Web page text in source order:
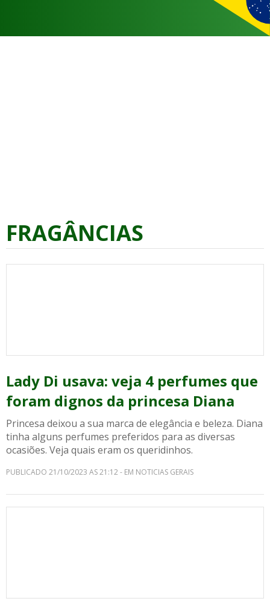
FRAGÂNCIAS
Lady Di usava: veja 4 perfumes que
foram dignos da princesa Diana
Princesa deixou a sua marca de elegância e beleza. Diana
tinha alguns perfumes preferidos para as diversas
ocasiões. Veja quais eram os queridinhos.
PUBLICADO 21/10/2023 AS 21:12 - EM NOTICIAS GERAIS